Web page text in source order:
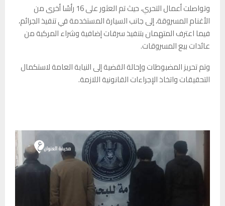
وتواصلت أعمال التحري، حيث تم العثور على 16 رأسًا أخرى من
الأغنام المسروقة، إلى جانب السيارة المستخدمة في تنفيذ الجرائم،
فيما اعترف المتهمان بتنفيذ سرقات إضافية وشراء المركبة من
عائدات بيع المسروقات.
وتم تحريز المضبوطات وإحالة القضية إلى النيابة العامة لاستكمال
التحقيقات واتخاذ الإجراءات القانونية اللازمة.